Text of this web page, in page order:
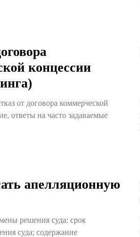
концессии
от договора коммерческой
ответы на часто задаваемые
апелляционную
решения суда: срок
суда; содержание